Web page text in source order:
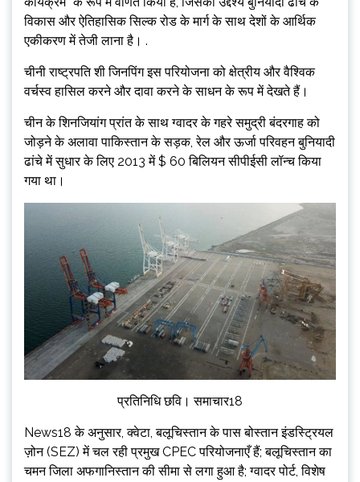
विकास और ऐतिहासिक सिल्क रोड के मार्ग के साथ देशों के आर्थिक
एकीकरण में तेजी लाना है। .
चीनी राष्ट्रपति शी जिनपिंग इस परियोजना को क्षेत्रीय और वैश्विक
वर्चस्व हासिल करने और दावा करने के साधन के रूप में देखते हैं।
चीन के शिनजियांग प्रांत के साथ ग्वादर के गहरे समुद्री बंदरगाह को
जोड़ने के अलावा पाकिस्तान के सड़क, रेल और ऊर्जा परिवहन बुनियादी
ढांचे में सुधार के लिए 2013 में $ 60 बिलियन सीपीईसी लॉन्च किया
गया था।
प्रतिनिधि छवि। समाचार18
News18 के अनुसार, क्वेटा, बलूचिस्तान के पास बोस्तान इंडस्ट्रियल
ज़ोन (SEZ) में चल रही प्रमुख CPEC परियोजनाएँ हैं; बलूचिस्तान का
चमन जिला अफगानिस्तान की सीमा से लगा हुआ है; ग्वादर पोर्ट, विशेष